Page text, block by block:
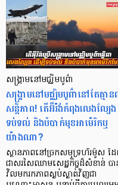
សង្គ្រាមនៅមជ្ឈិមបូព៌ា
សង្គ្រាមនៅមជ្ឈិមបូព៌ានៅតែគ្មាន
សន្តិភាព! តើអ៊ីរ៉ង់កំពុងលេងល្បែង
ទប់ទល់ និងបំបាក់មុខអាម៉េរិកឬ
យ៉ាងណា?
ស្ថានភាពនៅច្រកសមុទ្រហ័រម៉ូស ដ
ជាសរសៃឈាមសេដ្ឋកិច្ចដ៏សំខាន់ បា
វិលមករកភាពស្ងប់ស្ងាត់វិញជា